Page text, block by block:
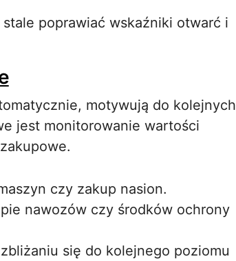
poprawiać wskaźniki otwarć i
motywują do kolejnych
jest monitorowanie wartości
czy zakup nasion.
nawozów czy środków ochrony
się do kolejnego poziomu